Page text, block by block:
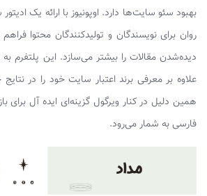
بهبود سئو سایت‌ها دارد. اوپونیوز با ارائه یک
روان برای نویسندگان و تولیدکنندگان محتوا
دیده‌شدن مقالات را بیشتر می‌سازد. این پلتفرم
علاوه بر معرفی برند اعتبار سایت خود را در
همین دلیل در کنار ویرگول گزینه‌ای ایده آل برای
فارسی به شمار می‌رود.